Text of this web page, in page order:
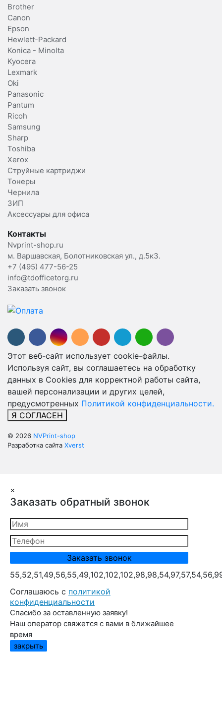
Brother
Canon
Epson
Hewlett-Packard
Konica - Minolta
Kyocera
Lexmark
Oki
Panasonic
Pantum
Ricoh
Samsung
Sharp
Toshiba
Xerox
Струйные картриджи
Тонеры
Чернила
ЗИП
Аксессуары для офиса
Контакты
Nvprint-shop.ru
м. Варшавская, Болотниковская ул., д.5к3.
+7 (495) 477-56-25
info@tdofficetorg.ru
Заказать звонок
Этот веб-сайт использует cookie-файлы.
Используя сайт, вы соглашаетесь на обработку
данных в Cookies для корректной работы сайта,
вашей персонализации и других целей,
предусмотренных Политикой конфиденциальности.
Я СОГЛАСЕН
© 2026 NVPrint-shop
Разработка сайта Xverst
×
Заказать обратный звонок
Cоглашаюсь с политикой
конфиденциальности
Спасибо за оставленную заявку!
Наш оператор свяжется с вами в ближайшее
время
закрыть